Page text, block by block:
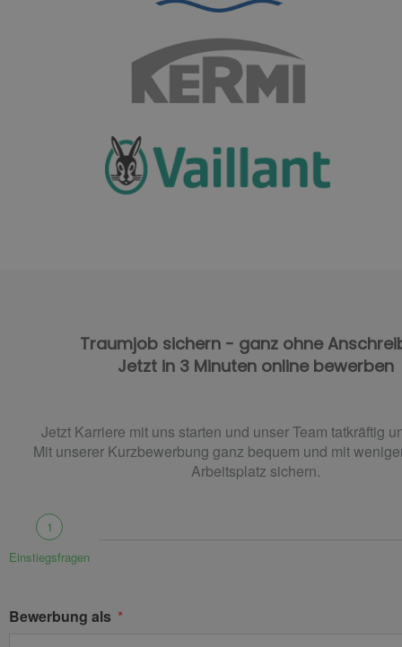
Traumjob sichern - ganz ohne
Jetzt in 3 Minuten online bewerben
Jetzt Karriere mit uns starten und unser Team tatkräftig
Mit unserer Kurzbewerbung ganz bequem und mit
Arbeitsplatz sichern.
1
Einstiegsfragen
Bewerbung als